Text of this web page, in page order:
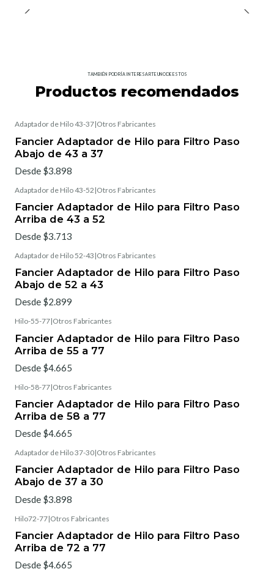
TAMBIÉN PODRÍA INTERESARTE UNO DE ESTOS
Productos recomendados
Adaptador de Hilo 43-37|Otros Fabricantes
Fancier Adaptador de Hilo para Filtro Paso
Abajo de 43 a 37
Desde $3.898
Adaptador de Hilo 43-52 |Otros Fabricantes
Fancier Adaptador de Hilo para Filtro Paso
Arriba de 43 a 52
Desde $3.713
Adaptador de Hilo 52-43 |Otros Fabricantes
Fancier Adaptador de Hilo para Filtro Paso
Abajo de 52 a 43
Desde $2.899
Hilo-55-77|Otros Fabricantes
Fancier Adaptador de Hilo para Filtro Paso
Arriba de 55 a 77
Desde $4.665
Hilo-58-77|Otros Fabricantes
Fancier Adaptador de Hilo para Filtro Paso
Arriba de 58 a 77
Desde $4.665
Adaptador de Hilo 37-30|Otros Fabricantes
Fancier Adaptador de Hilo para Filtro Paso
Abajo de 37 a 30
Desde $3.898
Hilo72-77|Otros Fabricantes
Fancier Adaptador de Hilo para Filtro Paso
Arriba de 72 a 77
Desde $4.665